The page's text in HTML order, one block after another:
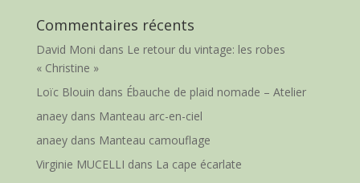
Commentaires récents
David Moni dans Le retour du vintage: les robes
« Christine »
Loïc Blouin dans Ébauche de plaid nomade – Atelier
anaeydans Manteau arc-en-ciel
anaeydans Manteau camouflage
Virginie MUCELLI dans La cape écarlate